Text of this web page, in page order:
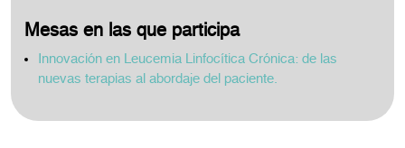
Mesas en las que participa
Innovación en Leucemia Linfocítica Crónica: de las
nuevas terapias al abordaje del paciente.